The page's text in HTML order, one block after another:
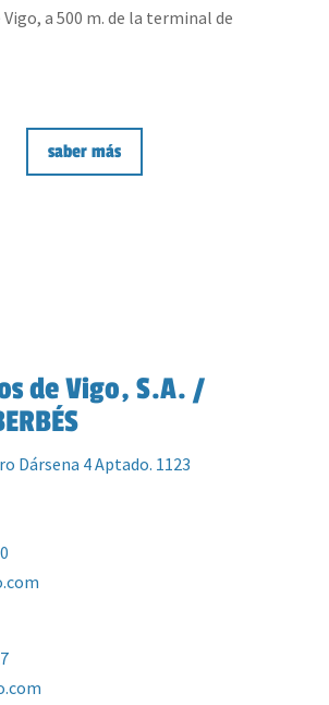
a 500 m. de la terminal de
saber más
de Vigo, S.A. /
Dársena 4 Aptado. 1123